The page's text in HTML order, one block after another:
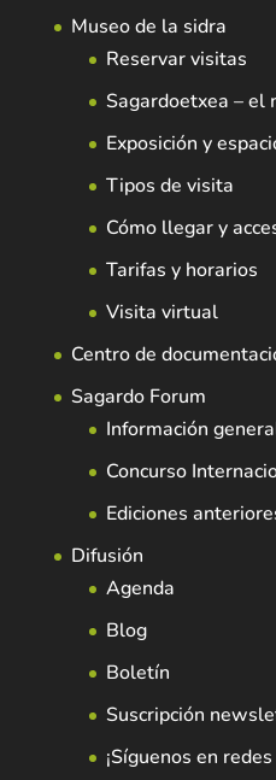
Museo de la sidra
Reservar visitas
Sagardoetxea – el
Exposición y
Tipos de visita
Cómo llegar y
Tarifas y horarios
Visita virtual
Centro de
Sagardo Forum
Información
Concurso
Ediciones
Difusión
Agenda
Blog
Boletín
Suscripción
¡Síguenos en